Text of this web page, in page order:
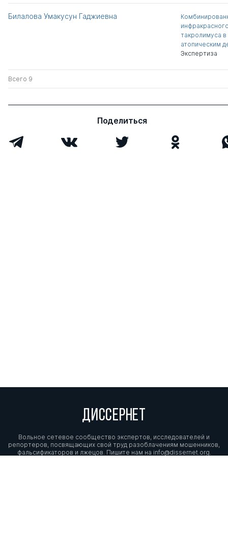
Билалова Умакусун Гаджиевна
такролимуса
атопическим
Экспертиза
Всего 9
Поделиться
ДИССЕРНЕТ
Вольное сетевое сообщество экспертов, исследователей и
репортеров, посвящающих свой труд разоблачениям мошенников,
фальсификаторов и лжецов. Пишите нам на info@dissernet.org.